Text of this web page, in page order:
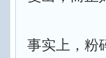
事实上，粉